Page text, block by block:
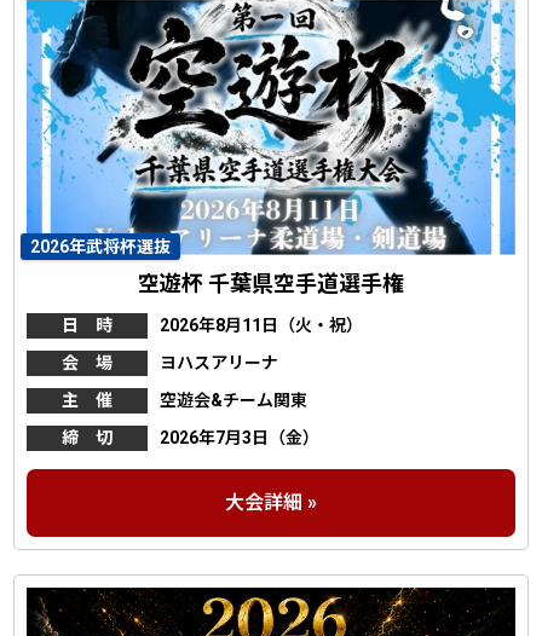
2026年武将杯選抜
空遊杯 千葉県空手道選手権
日 時
2026年8月11日（火・祝）
会 場
ヨハスアリーナ
主 催
空遊会&チーム関東
締 切
2026年7月3日（金）
大会詳細 »